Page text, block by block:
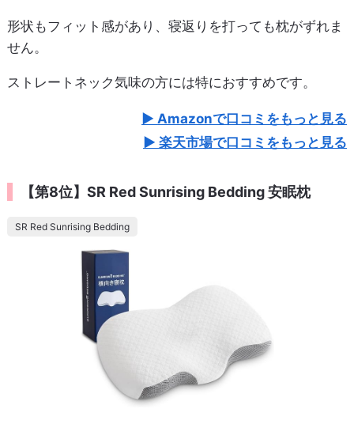
形状もフィット感があり、寝返りを打っても枕がずれま
せん。
ストレートネック気味の方には特におすすめです。
Amazonで口コミをもっと見る
楽天市場で口コミをもっと見る
【第8位】SR Red Sunrising Bedding 安眠枕
SR Red Sunrising Bedding